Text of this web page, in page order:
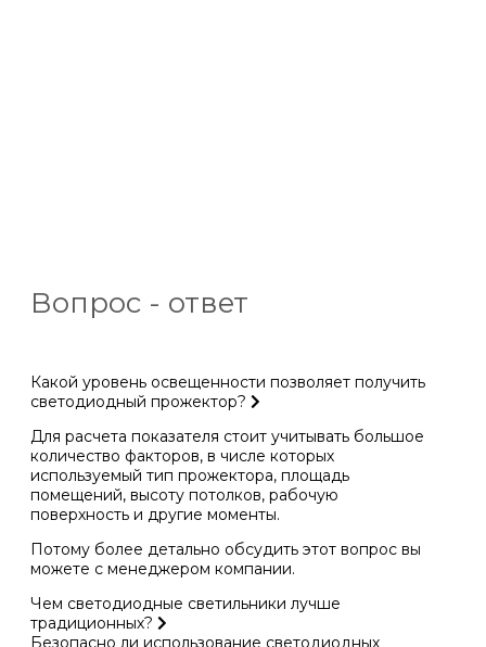
Вопрос - ответ
Какой уровень освещенности позволяет получить
светодиодный прожектор?
Для расчета показателя стоит учитывать большое
количество факторов, в числе которых
используемый тип прожектора, площадь
помещений, высоту потолков, рабочую
поверхность и другие моменты.
Потому более детально обсудить этот вопрос вы
можете с менеджером компании.
Чем светодиодные светильники лучше
традиционных?
Безопасно ли использование светодиодных